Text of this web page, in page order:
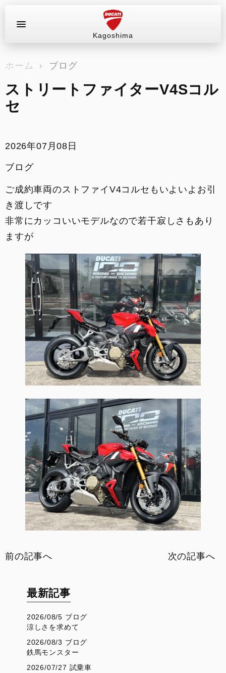
Kagoshima
ラインナップ
サービス情報
店舗情報
販売情報
お支払いシミュレーション
コンフィギュレーター
お問い合わせ
ホーム ブログ
ストリートファイターV4Sコル
セ
2026年07月08日
ブログ
ご成約車両のストファイV4コルセもいよいよお引
き渡しです
非常にカッコいいモデルなので若干寂しさもあり
ますが
前の記事へ 次の記事へ
最新記事
2026/08/5 ブログ
涼しさを求めて
2026/08/3 ブログ
鉄馬モンスター
2026/07/27 試乗車